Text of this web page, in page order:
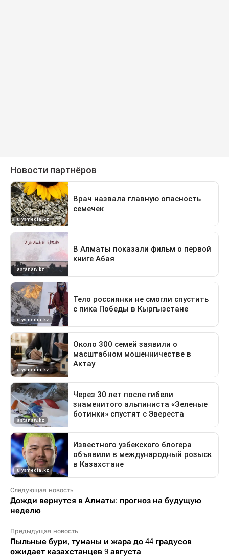
Следующая новость
Дожди вернутся в Алматы: прогноз на будущую
неделю
Предыдущая новость
Пыльные бури, туманы и жара до 44 градусов
ожидает казахстанцев 9 августа